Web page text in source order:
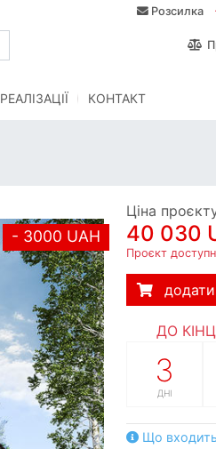
Розсилка
РЕАЛІЗАЦІЇ КОНТАКТ
- 3000 UAH
Ціна
40 030
Проєкт
ДО
3
ДНІ
Що